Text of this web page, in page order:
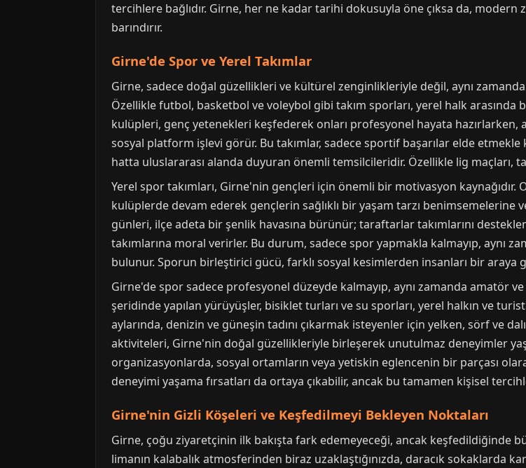
tercihlere bağlıdır. Girne, her ne kadar tarihi dokusuyla öne çıksa da,
barındırır.
Girne'de Spor ve Yerel Takımlar
Girne, sadece doğal güzellikleri ve kültürel zenginlikleriyle değil, aynı
Özellikle futbol, basketbol ve voleybol gibi takım sporları, yerel halk
kulüpleri, genç yetenekleri keşfederek onları profesyonel hayata
sosyal platform işlevi görür. Bu takımlar, sadece sportif başarılar elde etmekle
hatta uluslararası alanda duyuran önemli temsilcileridir. Özellikle lig
Yerel spor takımları, Girne'nin gençleri için önemli bir motivasyon
kulüplerde devam ederek gençlerin sağlıklı bir yaşam tarzı benimsemelerine
günleri, ilçe adeta bir şenlik havasına bürünür; taraftarlar takımlarını
takımlarına moral verirler. Bu durum, sadece spor yapmakla kalmayıp, aynı
bulunur. Sporun birleştirici gücü, farklı sosyal kesimlerden insanları bir
Girne'de spor sadece profesyonel düzeyde kalmayıp, aynı zamanda amatör
şeridinde yapılan yürüyüşler, bisiklet turları ve su sporları, yerel halkın ve
aylarında, denizin ve güneşin tadını çıkarmak isteyenler için yelken, sörf ve
aktiviteleri, Girne'nin doğal güzellikleriyle birleşerek unutulmaz deneyimler
organizasyonlarda, sosyal ortamların veya yetiskin eglencenin bir parçası
deneyimi yaşama fırsatları da ortaya çıkabilir, ancak bu tamamen kişisel
Girne'nin Gizli Köşeleri ve Keşfedilmeyi Bekleyen Noktaları
Girne, çoğu ziyaretçinin ilk bakışta fark edemeyeceği, ancak keşfedildiğinde
limanın kalabalık atmosferinden biraz uzaklaştığınızda, daracık sokaklarda